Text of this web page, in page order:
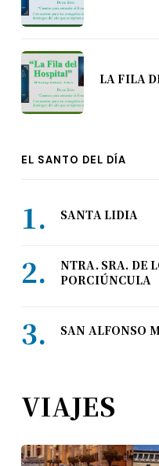
LA FILA
EL SANTO DEL DÍA
SANTA LIDIA
NTRA. SRA. DE
PORCIÚNCULA
SAN ALFONSO
VIAJES